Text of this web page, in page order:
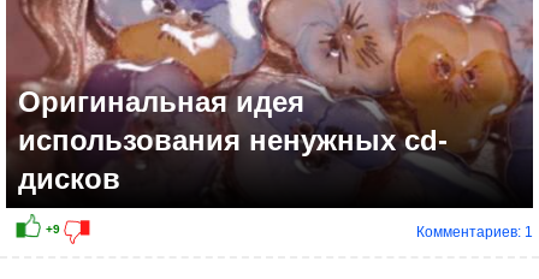
Оригинальная идея
использования ненужных cd-
дисков
Комментариев: 1